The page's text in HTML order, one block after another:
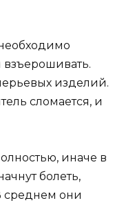
взъерошивать.
изделий.
сломается, и
иначе в
болеть,
среднем они